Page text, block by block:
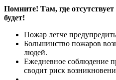
Помните! Там, где
будет!
Пожар легче
Большинство пожаров
людей.
Ежедневное соблюдение
сводит риск